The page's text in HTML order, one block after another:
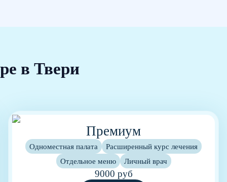
в Твери
Премиум
Одноместная палата
Расширенный курс лечения
Отдельное меню
Личный врач
9000 руб